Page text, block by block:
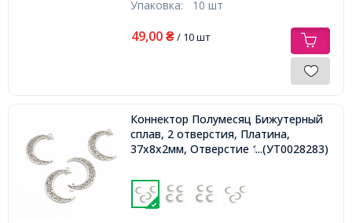
Упаковка: 10 шт
49,00 ₴/ 10 шт
Коннектор Полумесяц Бижутерный
сплав, 2 отверстия, Платина,
37х8х2мм, Отверстие 1-3мм,...(УТ0028283)